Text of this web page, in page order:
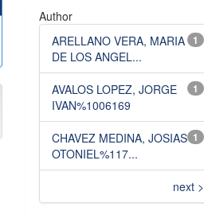
Author
1
ARELLANO VERA, MARIA
DE LOS ANGEL...
1
AVALOS LOPEZ, JORGE
IVAN%1006169
1
CHAVEZ MEDINA, JOSIAS
OTONIEL%117...
next >